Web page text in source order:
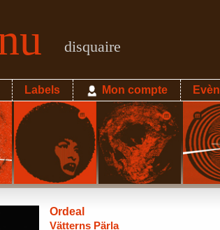
disquaire
Labels Mon compte
Ordeal
Vätterns Pärla